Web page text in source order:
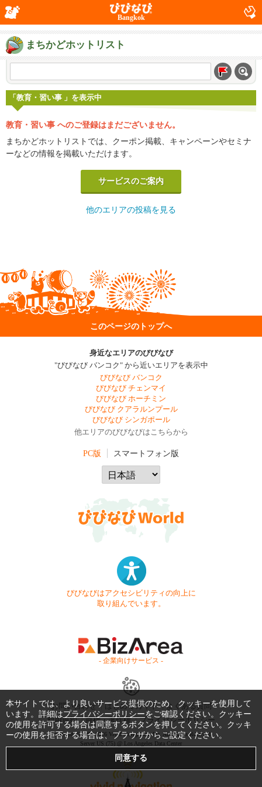
Bangkok
まちかどホットリスト
「教育・習い事 」を表示中
教育・習い事 へのご登録はまだございません。
まちかどホットリストでは、クーポン掲載、キャンペーンやセミナ
ーなどの情報を掲載いただけます。
サービスのご案内
他のエリアの投稿を見る
このページのトップへ
身近なエリアのびびなび
"びびなび バンコク" から近いエリアを表示中
びびなび バンコク
びびなび チェンマイ
びびなび ホーチミン
びびなび クアラルンプール
びびなび シンガポール
他エリアのびびなびはこちらから
PC版 スマートフォン版
びびなびはアクセシビリティの向上に
取り組んでいます。
- 企業向けサービス -
お問い合わせ はじめてガイド
よくある質問
利用規約
商標・著作権 プライバシーポリシー
Copyright © 1999-2026 Vivid Navigation, Inc. All Rights Reserved.
Server US (75) @ Los Angeles Data Center
本サイトでは、より良いサービス提供のため、クッキーを使用して
います。詳細はプライバシーポリシーをご確認ください。クッキー
の使用を許可する場合は同意するボタンを押してください。クッキ
ーの使用を拒否する場合は、ブラウザからご設定ください。